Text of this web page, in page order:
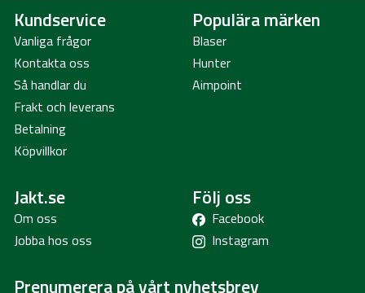
Kundservice
Vanliga frågor
Kontakta oss
Så handlar du
Frakt och leverans
Betalning
Köpvillkor
Populära märken
Blaser
Hunter
Aimpoint
Jakt.se
Om oss
Jobba hos oss
Följ oss
Facebook
Instagram
Prenumerera på vårt nyhetsbrev